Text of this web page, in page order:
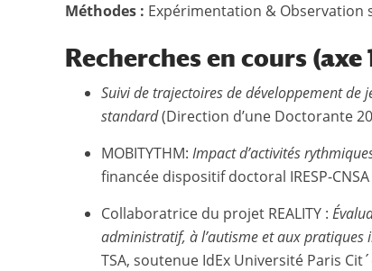
Méthodes : Expérimentation &
Recherches en cours (axe
Suivi de trajectoires de développement de
standard(Direction d’une Doctorante
MOBITYTHM: Impact d’activités
financée dispositif doctoral IRESP-
Collaboratrice du projet REALITY :
administratif, à l’autisme et aux pratiques
TSA, soutenue IdEx Université Paris